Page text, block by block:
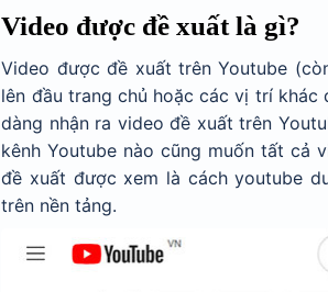
Video được đề xuất là gì?
Video được đề xuất trên Youtube
lên đầu trang chủ hoặc các vị trí
dàng nhận ra video đề xuất trên
kênh Youtube nào cũng muốn tất cả
đề xuất được xem là cách youtube
trên nền tảng.